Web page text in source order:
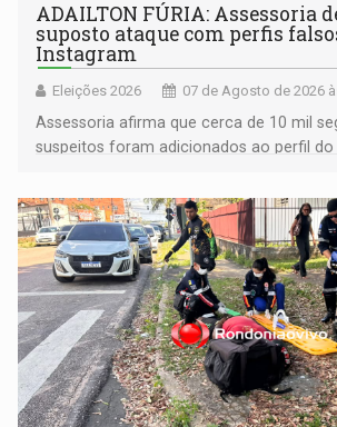
ADAILTON FÚRIA: Assessoria
suposto ataque com perfis
Instagram
Eleições 2026 07 de Agosto de 2026
Assessoria afirma que cerca de 10 mil
suspeitos foram adicionados ao perfil
remover as contas